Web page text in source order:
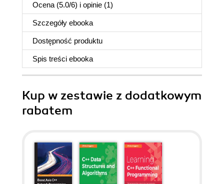
Ocena (5.0/6) i opinie (1)
Szczegóły ebooka
Dostępność produktu
Spis treści ebooka
Kup w zestawie z dodatkowym
rabatem